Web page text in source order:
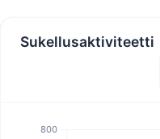
Sukellusaktiviteetti